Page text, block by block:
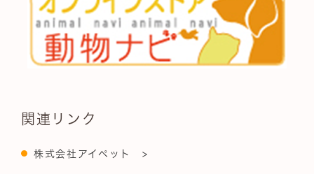
関連リンク
株式会社アイペット >